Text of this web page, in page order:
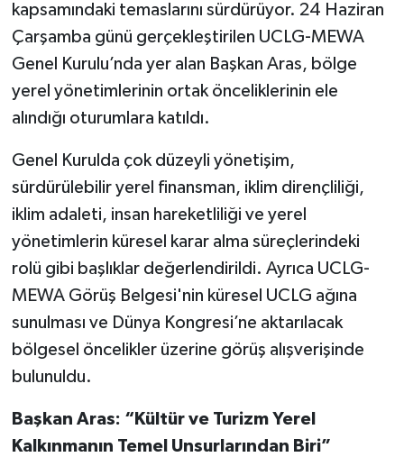
kapsamındaki temaslarını sürdürüyor. 24 Haziran
Çarşamba günü gerçekleştirilen UCLG-MEWA
Genel Kurulu’nda yer alan Başkan Aras, bölge
yerel yönetimlerinin ortak önceliklerinin ele
alındığı oturumlara katıldı.
Genel Kurulda çok düzeyli yönetişim,
sürdürülebilir yerel finansman, iklim dirençliliği,
iklim adaleti, insan hareketliliği ve yerel
yönetimlerin küresel karar alma süreçlerindeki
rolü gibi başlıklar değerlendirildi. Ayrıca UCLG-
MEWA Görüş Belgesi'nin küresel UCLG ağına
sunulması ve Dünya Kongresi’ne aktarılacak
bölgesel öncelikler üzerine görüş alışverişinde
bulunuldu.
Başkan Aras: “Kültür ve Turizm Yerel
Kalkınmanın Temel Unsurlarından Biri”